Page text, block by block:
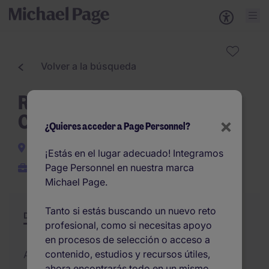
Volver a la búsqueda
Responsable de Cuentas
Canal Mediador - Cataluña
Barcelona
Permanente
Descripción Resumen Otras ofertas
Added 01/07/2026
×
¿Quieres acceder a Page Personnel?
¡Estás en el lugar adecuado! Integramos
Page Personnel en nuestra marca
Michael Page.
Tanto si estás buscando un nuevo reto
profesional, como si necesitas apoyo
en procesos de selección o acceso a
contenido, estudios y recursos útiles,